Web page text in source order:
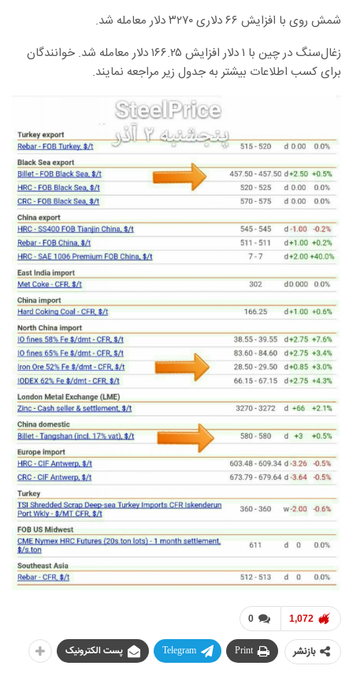
شمش روی با افزایش ۶۶ دلاری ۳۲۷۰ دلار معامله شد.
زغال‌سنگ در چین با ۱ دلار افزایش ۱۶۶.۲۵ دلار معامله شد. خوانندگان
برای کسب اطلاعات بیشتر به جدول زیر مراجعه نمایند.
0 1,072
بازنشر Print
Telegram پست الکترونیک